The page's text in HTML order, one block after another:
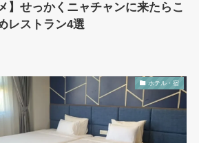
】せっかくニャチャンに来たらこ
レストラン4選
ホテル・宿